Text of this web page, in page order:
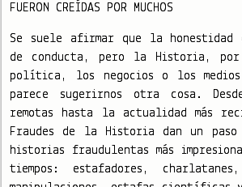
FUERON CREÍDAS POR MUCHOS
Se suele afirmar que la honestidad
de conducta, pero la Historia,
política, los negocios o los medios
parece sugerirnos otra cosa.
remotas hasta la actualidad más
Fraudes de la Historia dan un
historias fraudulentas más
tiempos: estafadores,